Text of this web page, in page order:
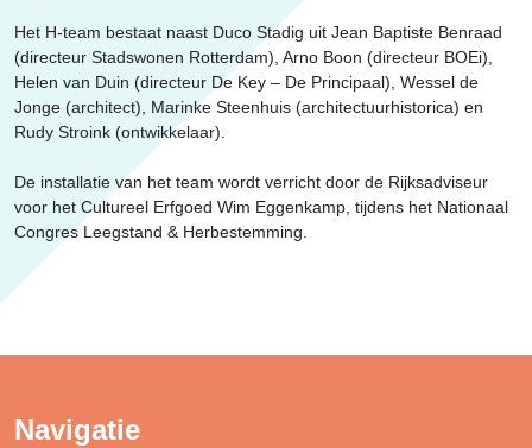
Het H-team bestaat naast Duco Stadig uit Jean Baptiste Benraad
(directeur Stadswonen Rotterdam), Arno Boon (directeur BOEi),
Helen van Duin (directeur De Key – De Principaal), Wessel de
Jonge (architect), Marinke Steenhuis (architectuurhistorica) en
Rudy Stroink (ontwikkelaar).
De installatie van het team wordt verricht door de Rijksadviseur
voor het Cultureel Erfgoed Wim Eggenkamp, tijdens het Nationaal
Congres Leegstand & Herbestemming.
Navigatie